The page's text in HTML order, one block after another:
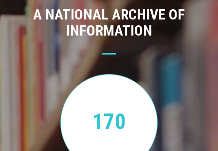
A NATIONAL ARCHIVE OF
INFORMATION
170